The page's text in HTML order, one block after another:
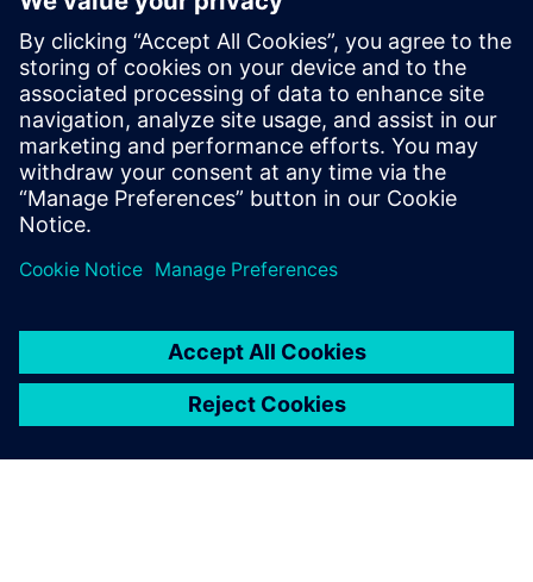
ズド・ループ・プロセスの中で、フィードバック、監査の
履歴や追跡が可能な完全なトレーサビリティ、および問題
解決が実行され、重要な製品品質データの特定、分析、お
よび共有が行われます。
このウェビナーでは、エンジニアリング変更管理のための
Teamcenterソリューションを詳しくご紹介します。革新
的な製品を進化させるために必要な製品変更にあたって、
Teamcenterが遅延の削減と品質向上にどのように役立つ
のかをご覧ください。